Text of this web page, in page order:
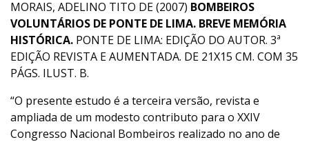
MORAIS, ADELINO TITO DE (2007) BOMBEIROS
VOLUNTÁRIOS DE PONTE DE LIMA. BREVE MEMÓRIA
HISTÓRICA. PONTE DE LIMA: EDIÇÃO DO AUTOR. 3ª
EDIÇÃO REVISTA E AUMENTADA. DE 21X15 CM. COM 35
PÁGS. ILUST. B.
“O presente estudo é a terceira versão, revista e
ampliada de um modesto contributo para o XXIV
Congresso Nacional Bombeiros realizado no ano de